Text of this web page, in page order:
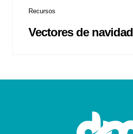
Recursos
Vectores de navidad